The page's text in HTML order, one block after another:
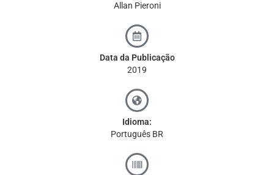
Allan Pieroni
Data da Publicação
2019
Idioma:
Português BR